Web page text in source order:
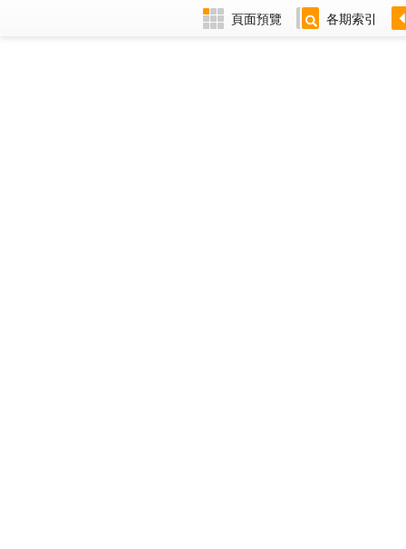
頁面預覽 各期索引